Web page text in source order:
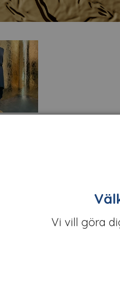
högkvalitativa, dekorativa
kreativitet och
SIBU:s produkter inklusive:
olika texturer och mönster.
för användning inom
för butiksinredning
att möta specifika
Vi vill göra